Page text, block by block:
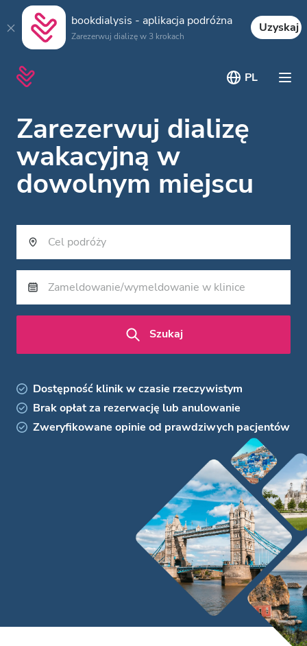
bookdialysis - aplikacja podróżna
Zarezerwuj dializę w 3 krokach
Uzyskaj
PL
Zarezerwuj dializę
wakacyjną w
dowolnym miejscu
Szukaj
Dostępność klinik w czasie rzeczywistym
Brak opłat za rezerwację lub anulowanie
Zweryfikowane opinie od prawdziwych pacjentów